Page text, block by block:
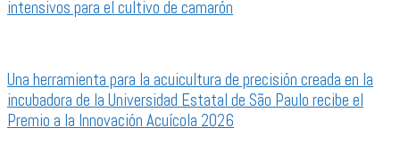
intensivos para el cultivo de camarón
Una herramienta para la acuicultura de precisión creada en la
incubadora de la Universidad Estatal de São Paulo recibe el
Premio a la Innovación Acuícola 2026